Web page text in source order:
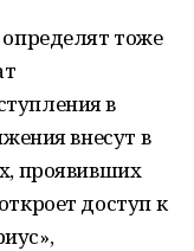
определят тоже
в
внесут в
проявивших
доступ к